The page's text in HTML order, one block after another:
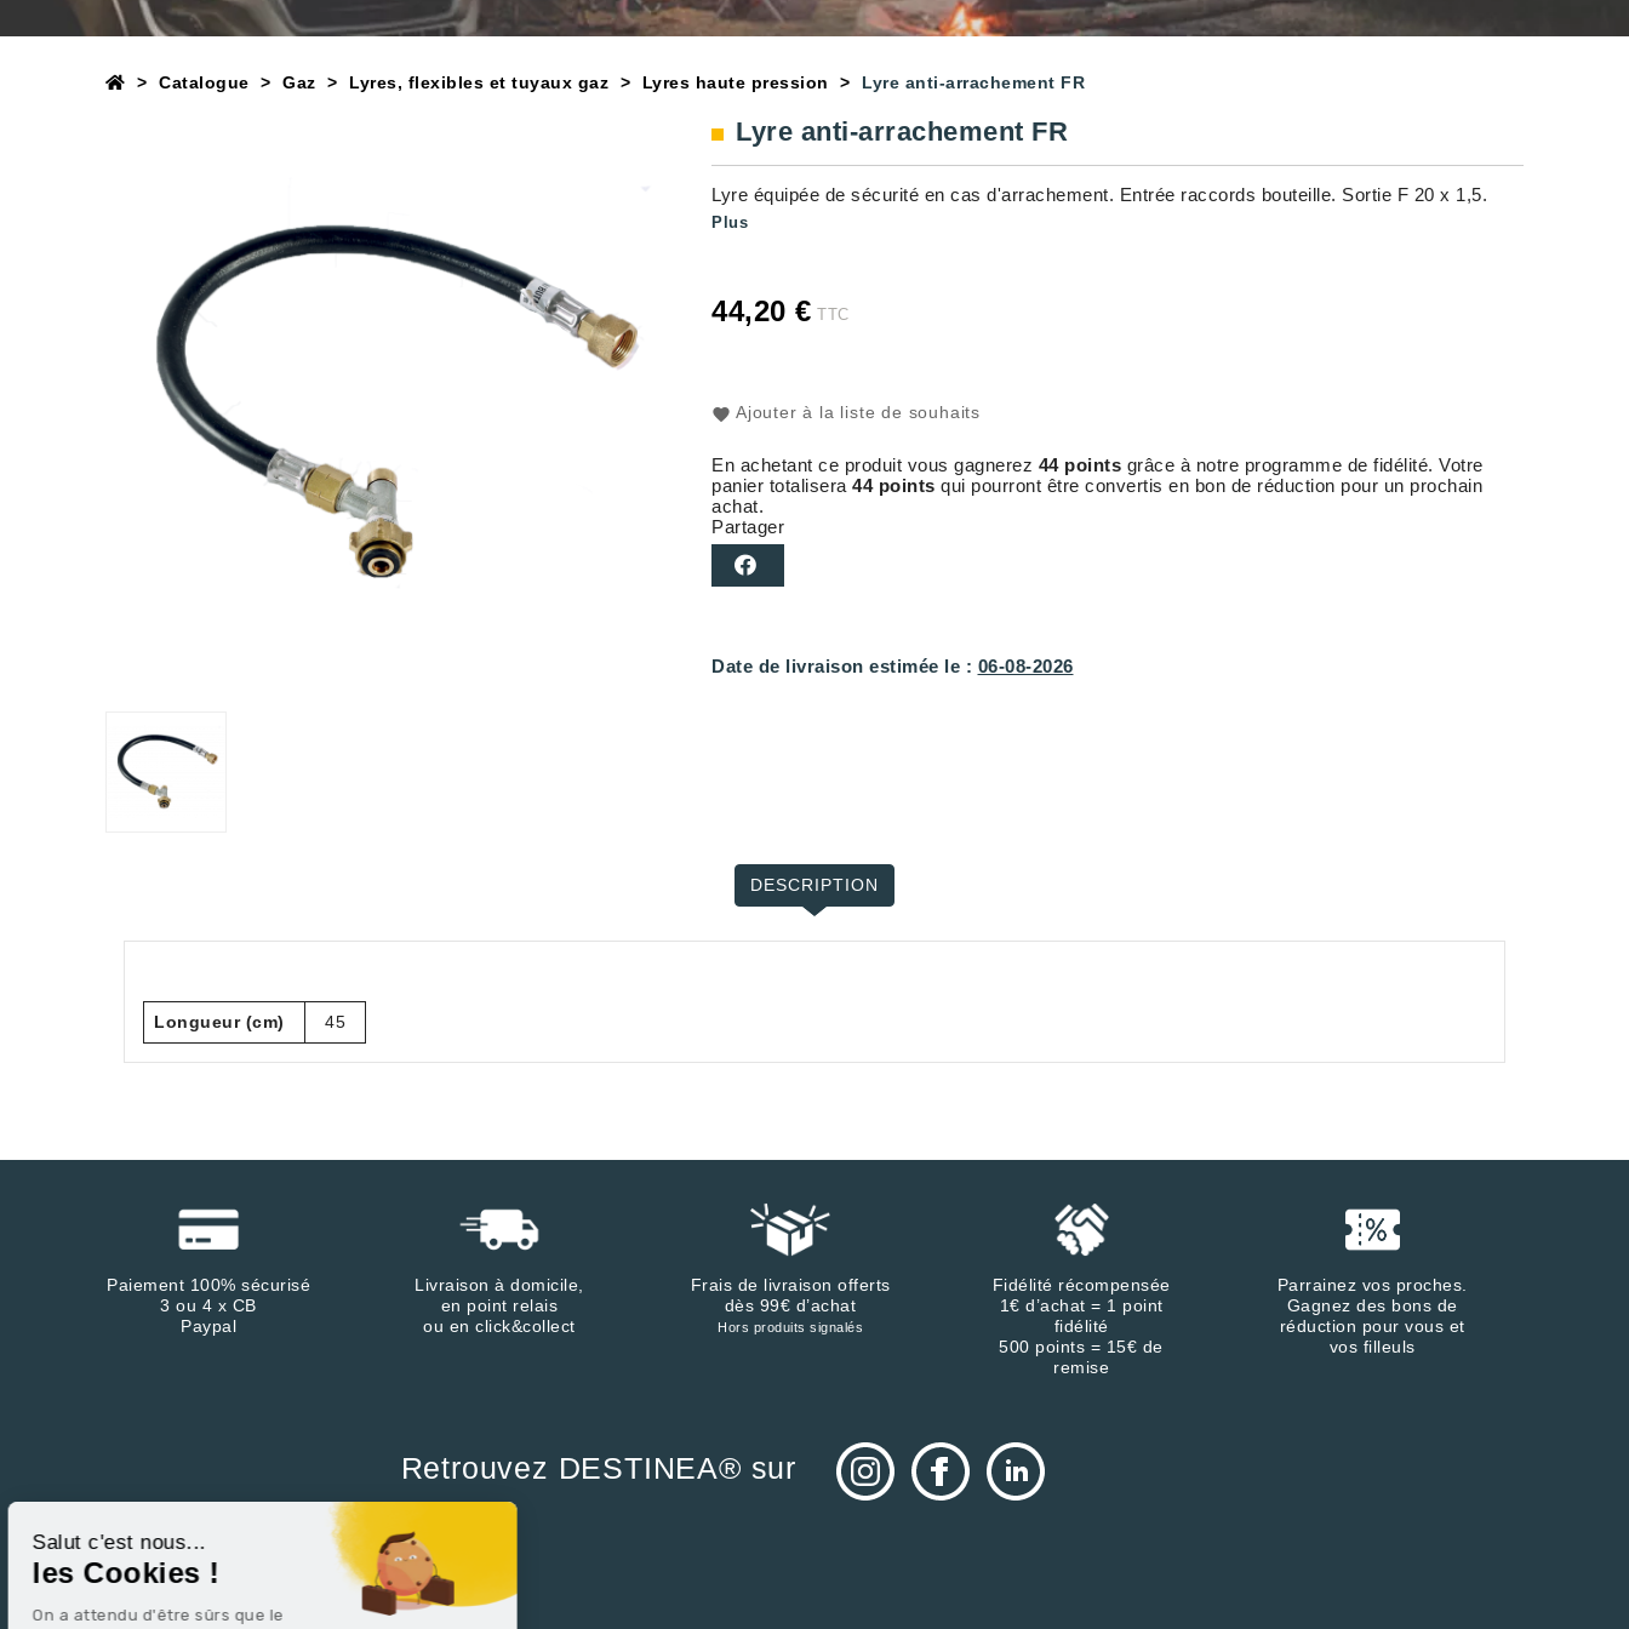
Salut c'est nous...
les Cookies !
On a attendu d'être sûrs que le
Catalogue Gaz Lyres, flexibles et tuyaux gaz Lyres haute pression Lyre anti-arrachement FR
Lyre anti-arrachement FR
Lyre équipée de sécurité en cas d'arrachement. Entrée raccords bouteille. Sortie F 20 x 1,5.
Plus
44,20 € TTC
Ajouter à la liste de souhaits
En achetant ce produit vous gagnerez 44 points grâce à notre programme de fidélité. Votre
panier totalisera 44 points qui pourront être convertis en bon de réduction pour un prochain
achat.
Partager
Date de livraison estimée le : 06-08-2026
DESCRIPTION
Longueur (cm) 45
Paiement 100% sécurisé
3 ou 4 x CB
Paypal
Livraison à domicile,
en point relais
ou en click&collect
Frais de livraison offerts
dès 99€ d’achat
Hors produits signalés
Fidélité récompensée
1€ d’achat = 1 point
fidélité
500 points = 15€ de
remise
Parrainez vos proches.
Gagnez des bons de
réduction pour vous et
vos filleuls
Retrouvez DESTINEA® sur